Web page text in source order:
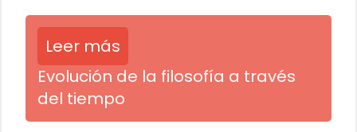
Leer más
Evolución de la filosofía a través
del tiempo